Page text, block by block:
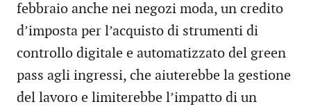
febbraio anche nei negozi moda, un credito
d’imposta per l’acquisto di strumenti di
controllo digitale e automatizzato del green
pass agli ingressi, che aiuterebbe la gestione
del lavoro e limiterebbe l’impatto di un